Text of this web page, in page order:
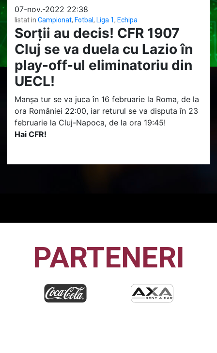
07-nov.-2022 22:38
listat in Campionat, Fotbal , Liga 1, Echipa
Sorții au decis! CFR 1907
Cluj se va duela cu Lazio în
play-off-ul eliminatoriu din
UECL!
Manșa tur se va juca în 16 februarie la Roma, de la
ora României 22:00, iar returul se va disputa în 23
februarie la Cluj-Napoca, de la ora 19:45!
Hai CFR!
PARTENERI